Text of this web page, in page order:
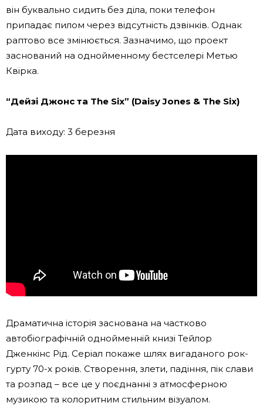
він буквально сидить без діла, поки телефон
припадає пилом через відсутність дзвінків. Однак
раптово все змінюється. Зазначимо, що проект
заснований на однойменному бестселері Метью
Квірка.
“Дейзі Джонс та The Six” (Daisy Jones & The Six)
Дата виходу: 3 березня
Драматична історія заснована на частково
автобіографічній однойменній книзі Тейлор
Дженкінс Рід. Серіал покаже шлях вигаданого рок-
гурту 70-х років. Створення, злети, падіння, пік слави
та розпад – все це у поєднанні з атмосферною
музикою та колоритним стильним візуалом.